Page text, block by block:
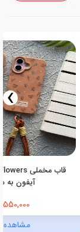
آیفون به
550,000 تومان
مشاهده
›